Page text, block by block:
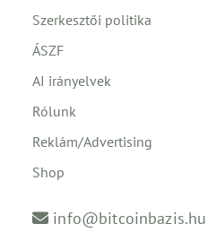
Szerkesztői politika
ÁSZF
AI irányelvek
Rólunk
Reklám/Advertising
Shop
info@bitcoinbazis.hu